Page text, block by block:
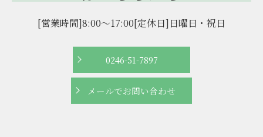
[営業時間]8:00～17:00[定休日]日曜日・祝日
0246-51-7897
メールでお問い合わせ